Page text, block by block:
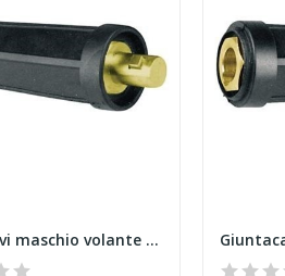
Giuntacavi maschio volante mmq 70